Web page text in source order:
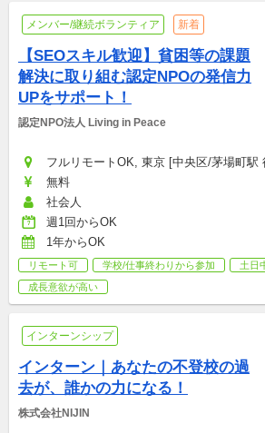
メンバー/継続ボランティア 新着
【SEOスキル歓迎】貧困等の課題
解決に取り組む認定NPOの発信力
UPをサポート！
認定NPO法人 Living in Peace
フルリモートOK, 東京 [中央区/茅場町駅
無料
社会人
週1回からOK
1年からOK
リモート可 学校/仕事終わりから参加 土日
成長意欲が高い
インターンシップ
インターン｜あなたの不登校の過
去が、誰かの力になる！
株式会社NIJIN